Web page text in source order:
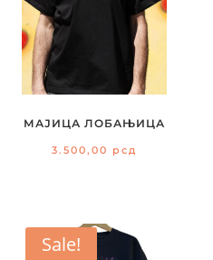
МАЈИЦА ЛОБАЊИЦА
3.500,00 рсд
Sale!